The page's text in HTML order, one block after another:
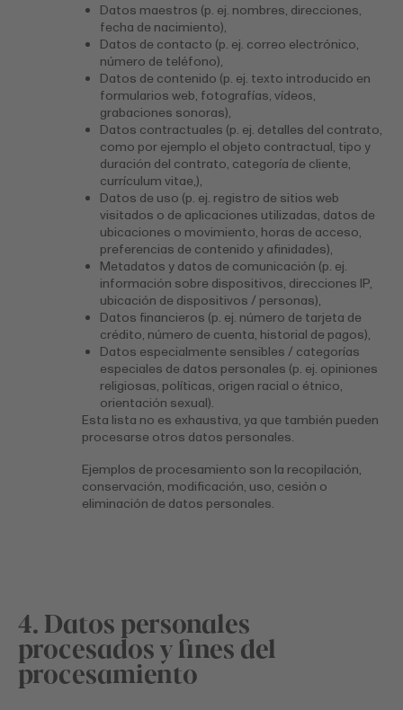
Datos maestros (p. ej. nombres, direcciones,
fecha de nacimiento),
Datos de contacto (p. ej. correo electrónico,
número de teléfono),
Datos de contenido (p. ej. texto introducido en
formularios web, fotografías, vídeos,
grabaciones sonoras),
Datos contractuales (p. ej. detalles del contrato,
como por ejemplo el objeto contractual, tipo y
duración del contrato, categoría de cliente,
currículum vitae,),
Datos de uso (p. ej. registro de sitios web
visitados o de aplicaciones utilizadas, datos de
ubicaciones o movimiento, horas de acceso,
preferencias de contenido y afinidades),
Metadatos y datos de comunicación (p. ej.
información sobre dispositivos, direcciones IP,
ubicación de dispositivos / personas),
Datos financieros (p. ej. número de tarjeta de
crédito, número de cuenta, historial de pagos),
Datos especialmente sensibles / categorías
especiales de datos personales (p. ej. opiniones
religiosas, políticas, origen racial o étnico,
orientación sexual).
Esta lista no es exhaustiva, ya que también pueden
procesarse otros datos personales.
Ejemplos de procesamiento son la recopilación,
conservación, modificación, uso, cesión o
eliminación de datos personales.
4. Datos personales
procesados y fines del
procesamiento